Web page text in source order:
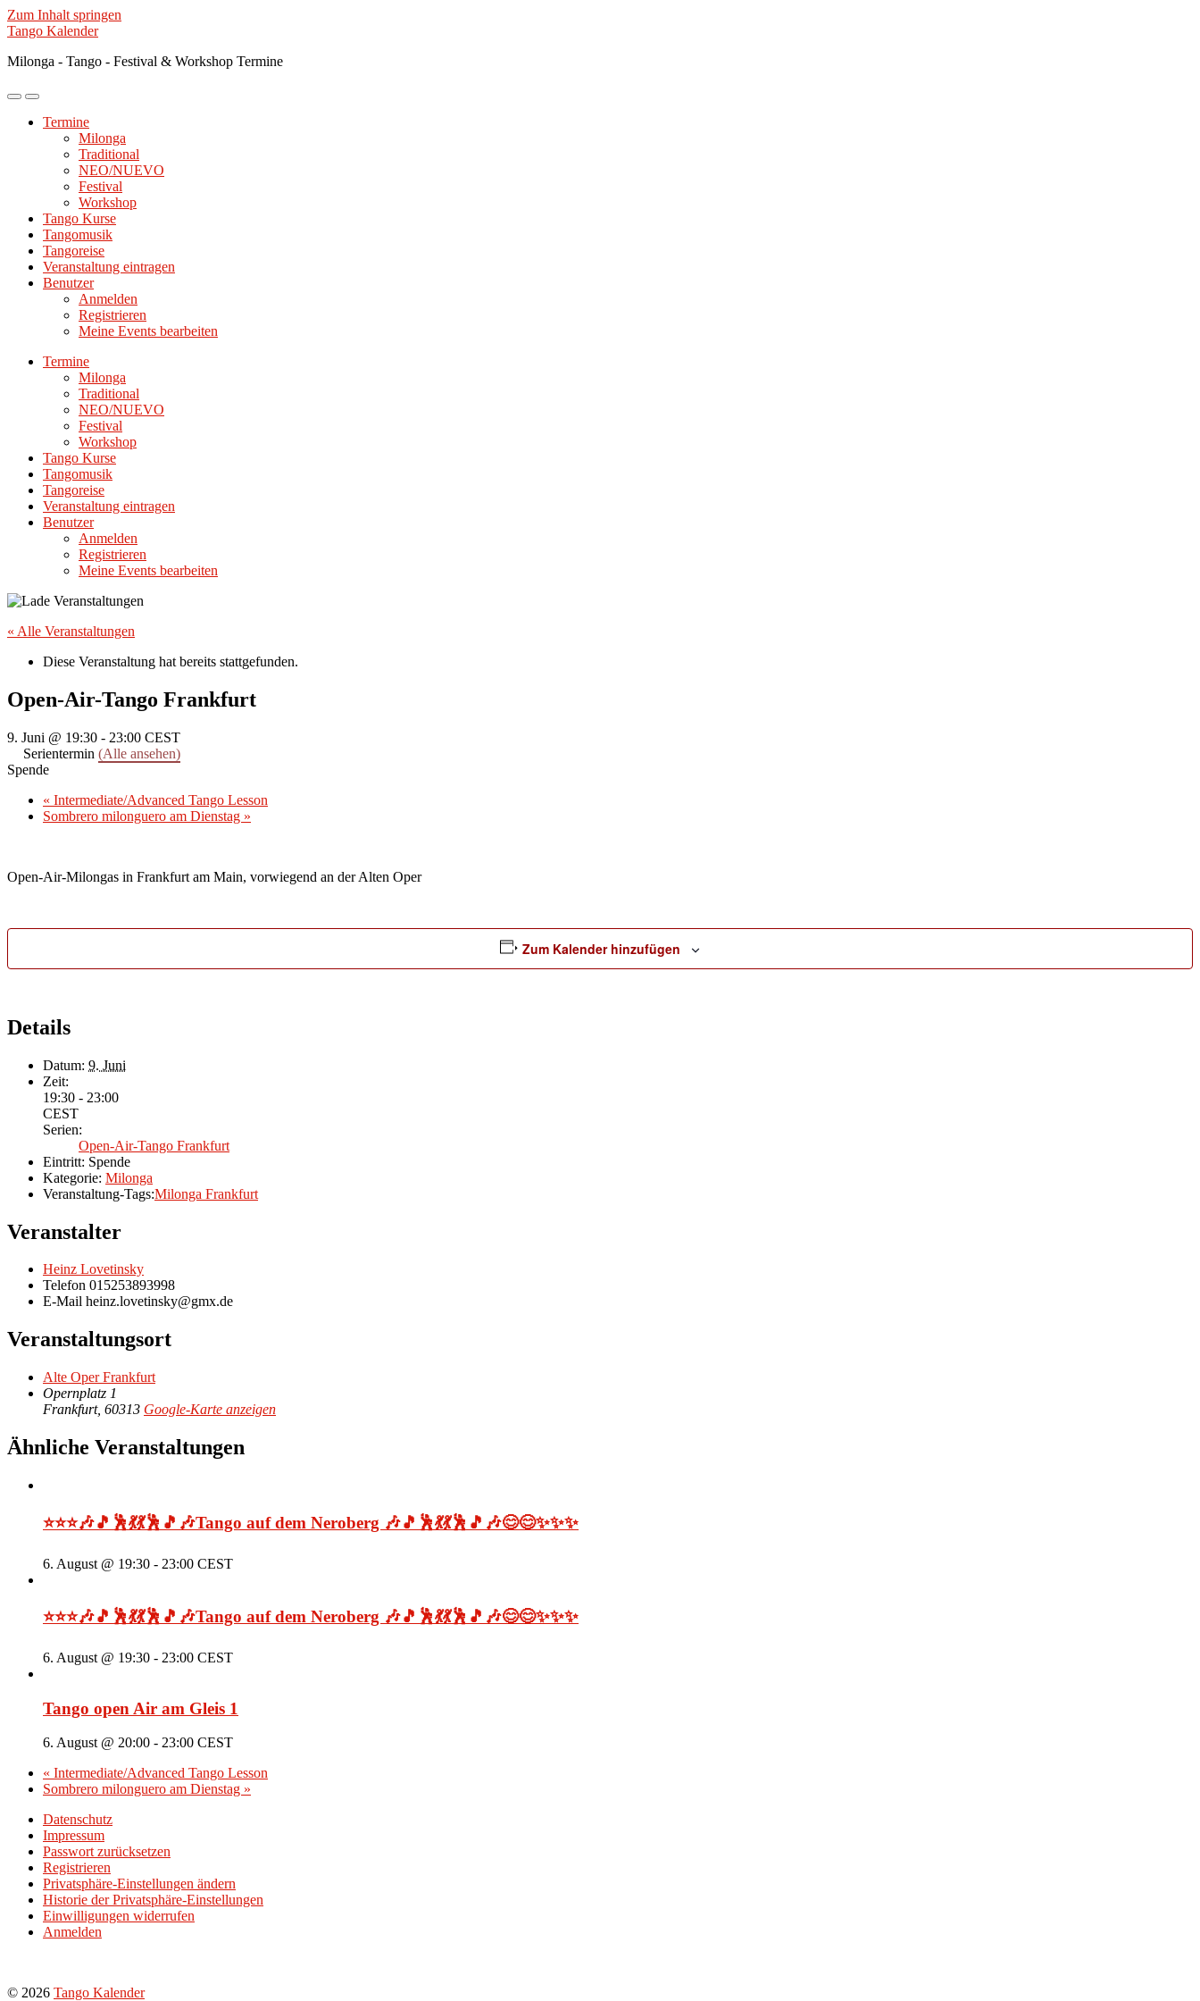
Zum Inhalt springen
Tango Kalender
Milonga - Tango - Festival & Workshop Termine
Mobile-
ein-/ausblenden
Suchfeld
ein-/ausblenden
Termine
Milonga
Traditional
NEO/NUEVO
Festival
Workshop
Tango Kurse
Tangomusik
Tangoreise
Veranstaltung eintragen
Benutzer
Anmelden
Registrieren
Meine Events bearbeiten
Termine
Milonga
Traditional
NEO/NUEVO
Festival
Workshop
Tango Kurse
Tangomusik
Tangoreise
Veranstaltung eintragen
Benutzer
Anmelden
Registrieren
Meine Events bearbeiten
« Alle Veranstaltungen
Diese Veranstaltung hat bereits stattgefunden.
Open-Air-Tango Frankfurt
9. Juni @ 19:30 - 23:00 CEST
Serientermin (Alle ansehen)
Spende
« Intermediate/Advanced Tango Lesson
Sombrero milonguero am Dienstag »
Open-Air-Milongas in Frankfurt am Main, vorwiegend an der Alten Oper
Zum Kalender hinzufügen
Details
Datum: 9. Juni
Zeit:
19:30 - 23:00
CEST
Serien:
Open-Air-Tango Frankfurt
Eintritt: Spende
Kategorie: Milonga
Veranstaltung-Tags:Milonga Frankfurt
Veranstalter
Heinz Lovetinsky
Telefon 015253893998
E-Mail heinz.lovetinsky@gmx.de
Veranstaltungsort
Alte Oper Frankfurt
Opernplatz 1
Frankfurt, 60313 Google-Karte anzeigen
Ähnliche Veranstaltungen
⭐⭐⭐🎶🎵🕺💃💃🕺🎵🎶Tango auf dem Neroberg 🎶🎵🕺💃💃🕺🎵🎶😊😊✨✨✨
6. August @ 19:30 - 23:00 CEST
⭐⭐⭐🎶🎵🕺💃💃🕺🎵🎶Tango auf dem Neroberg 🎶🎵🕺💃💃🕺🎵🎶😊😊✨✨✨
6. August @ 19:30 - 23:00 CEST
Tango open Air am Gleis 1
6. August @ 20:00 - 23:00 CEST
« Intermediate/Advanced Tango Lesson
Sombrero milonguero am Dienstag »
Datenschutz
Impressum
Passwort zurücksetzen
Registrieren
Privatsphäre-Einstellungen ändern
Historie der Privatsphäre-Einstellungen
Einwilligungen widerrufen
Anmelden
© 2026 Tango Kalender